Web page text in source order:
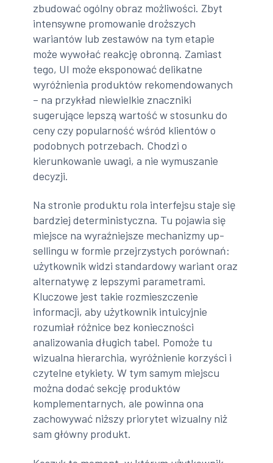
zbudować ogólny obraz możliwości. Zbyt
intensywne promowanie droższych
wariantów lub zestawów na tym etapie
może wywołać reakcję obronną. Zamiast
tego, UI może eksponować delikatne
wyróżnienia produktów rekomendowanych
– na przykład niewielkie znaczniki
sugerujące lepszą wartość w stosunku do
ceny czy popularność wśród klientów o
podobnych potrzebach. Chodzi o
kierunkowanie uwagi, a nie wymuszanie
decyzji.
Na stronie produktu rola interfejsu staje się
bardziej deterministyczna. Tu pojawia się
miejsce na wyraźniejsze mechanizmy up-
sellingu w formie przejrzystych porównań:
użytkownik widzi standardowy wariant oraz
alternatywę z lepszymi parametrami.
Kluczowe jest takie rozmieszczenie
informacji, aby użytkownik intuicyjnie
rozumiał różnice bez konieczności
analizowania długich tabel. Pomoże tu
wizualna hierarchia, wyróżnienie korzyści i
czytelne etykiety. W tym samym miejscu
można dodać sekcję produktów
komplementarnych, ale powinna ona
zachowywać niższy priorytet wizualny niż
sam główny produkt.